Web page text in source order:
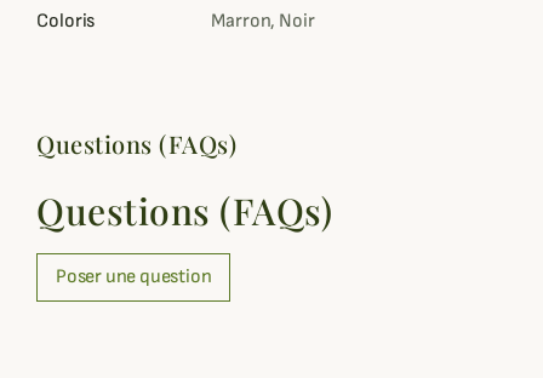
Coloris Marron, Noir
Questions (FAQs)
Questions (FAQs)
Poser une question